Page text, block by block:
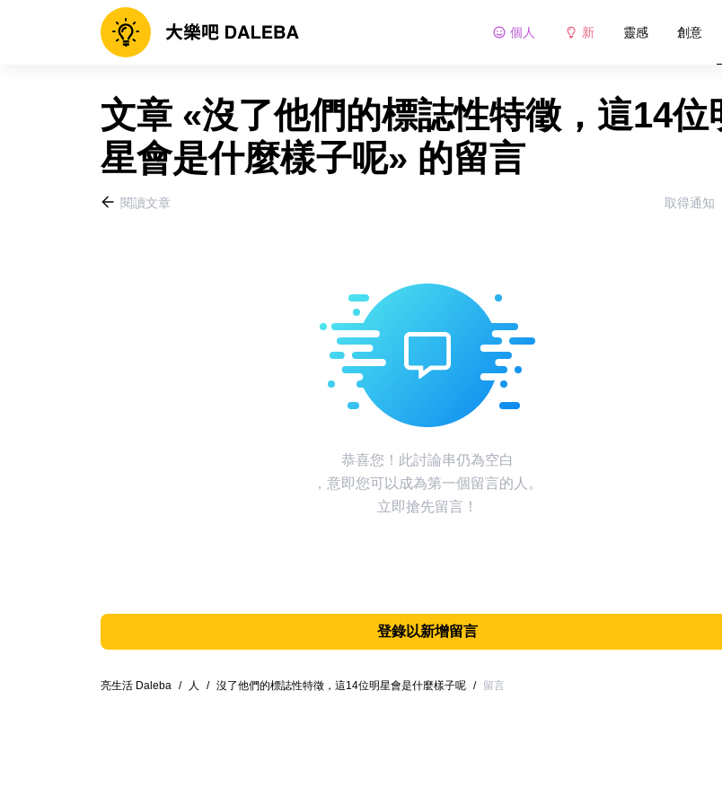
個人 新 靈感 創意
文章 «沒了他們的標誌性特徵，這14位
星會是什麼樣子呢» 的留言
閱讀文章 取得通知
恭喜您！此討論串仍為空白
，意即您可以成為第一個留言的人。
立即搶先留言！
登錄以新增留言
亮生活 Daleba / 人 / 沒了他們的標誌性特徵，這14位明星會是什麼樣子呢 / 留言